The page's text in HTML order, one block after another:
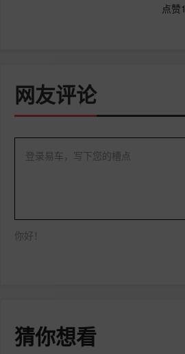
点赞1
网友评论
登录易车，写下您的槽点
你好！
猜你想看